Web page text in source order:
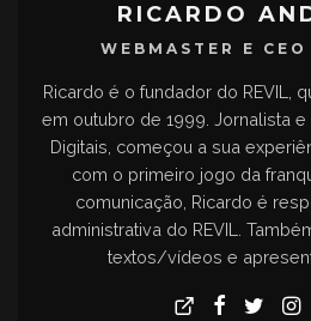
RICARDO
WEBMASTER E
Ricardo é o fundador do REVIL,
em outubro de 1999. Jornalista
Digitais, começou a sua
com o primeiro jogo da
comunicação, Ricardo é
administrativa do REVIL.
textos/vídeos e